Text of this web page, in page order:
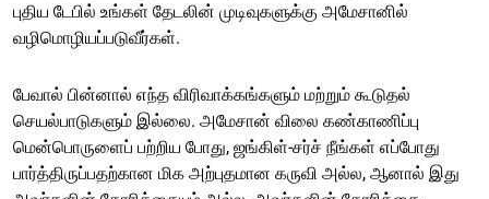
புதிய டேபில் உங்கள் தேடலின் முடிவுகளுக்கு அமேசானில்
வழிமொழியப்படுவீர்கள்.
பேவால் பின்னால் எந்த விரிவாக்கங்களும் மற்றும் கூடுதல்
செயல்பாடுகளும் இல்லை. அமேசான் விலை கண்காணிப்பு
மென்பொருளைப் பற்றிய போது, ஜங்கிள்-சர்ச் நீங்கள் எப்போது
பார்த்திருப்பதற்கான மிக அற்புதமான கருவி அல்ல, ஆனால் இது